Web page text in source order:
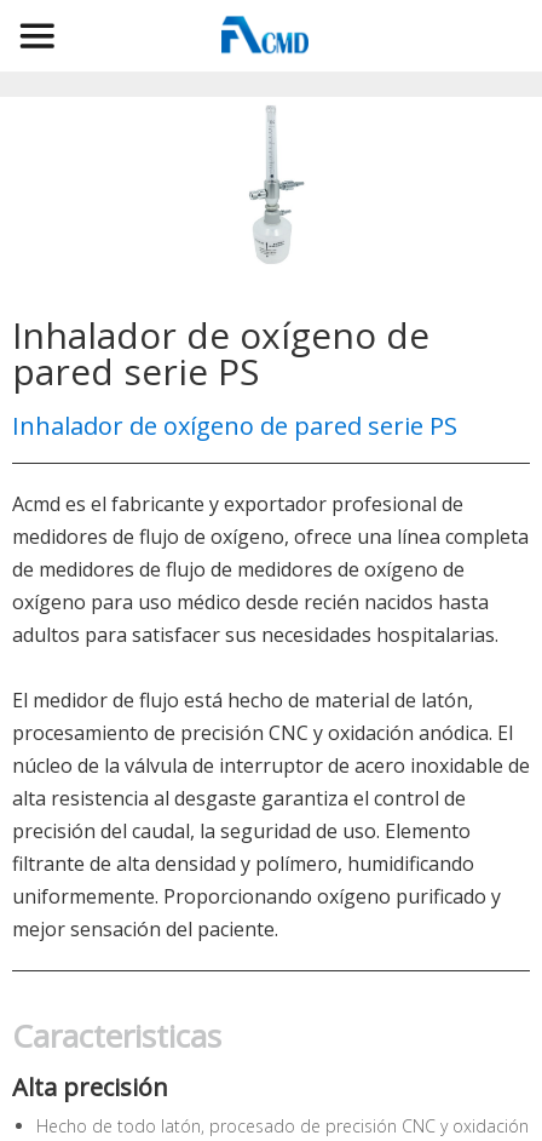
Inhalador de oxígeno de
pared serie PS
Inhalador de oxígeno de pared serie PS
Acmd es el fabricante y exportador profesional de
medidores de flujo de oxígeno, ofrece una línea completa
de medidores de flujo de medidores de oxígeno de
oxígeno para uso médico desde recién nacidos hasta
adultos para satisfacer sus necesidades hospitalarias.
El medidor de flujo está hecho de material de latón,
procesamiento de precisión CNC y oxidación anódica. El
núcleo de la válvula de interruptor de acero inoxidable de
alta resistencia al desgaste garantiza el control de
precisión del caudal, la seguridad de uso. Elemento
filtrante de alta densidad y polímero, humidificando
uniformemente. Proporcionando oxígeno purificado y
mejor sensación del paciente.
Caracteristicas
Alta precisión
Hecho de todo latón, procesado de precisión CNC y oxidación